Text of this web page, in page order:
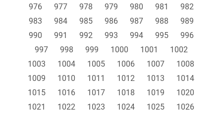
976
977 978 979 980 981
982
983
984 985 986 987 988
989
990
991 992 993 994 995
996
997
998 999 1000 1001
1002
1003
1004 1005 1006 1007
1008
1009
1010 1011 1012 1013
1014
1015
1016 1017 1018 1019
1020
1021
1022 1023 1024 1025
1026